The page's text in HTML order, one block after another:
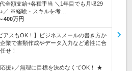
全額支給+各種手当 ＼1年目でも月収29
／ ※経験・スキルを考…
400万円
アスもOK！】ビジネスメールの書き方か
業で書類作成やデータ入力など適性に合
せ！
援♪／無理に目標を決めなくてOK！ ★